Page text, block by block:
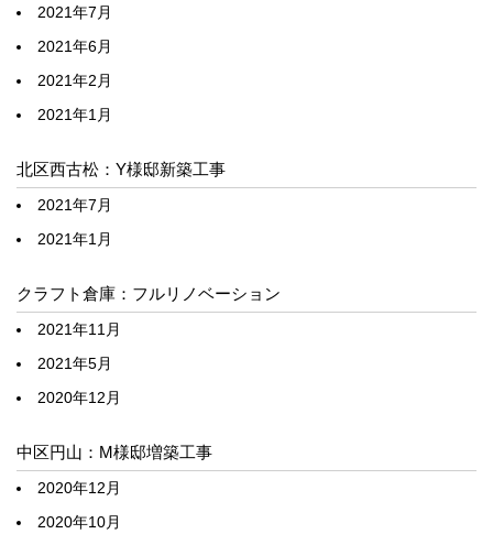
2021年7月
2021年6月
2021年2月
2021年1月
北区西古松：Y様邸新築工事
2021年7月
2021年1月
クラフト倉庫：フルリノベーション
2021年11月
2021年5月
2020年12月
中区円山：M様邸増築工事
2020年12月
2020年10月